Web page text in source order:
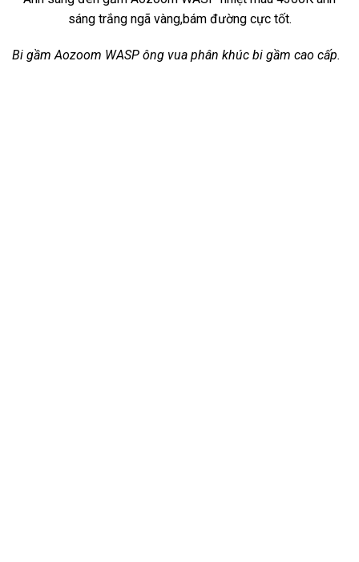
sáng trắng ngã vàng,bám đường cực tốt.
Bi gầm Aozoom WASP ông vua phân khúc bi gầm cao cấp.